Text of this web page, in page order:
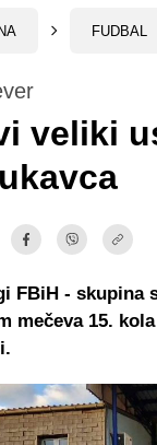
FUDBAL
veliki
FBiH - skupina
mečeva 15.